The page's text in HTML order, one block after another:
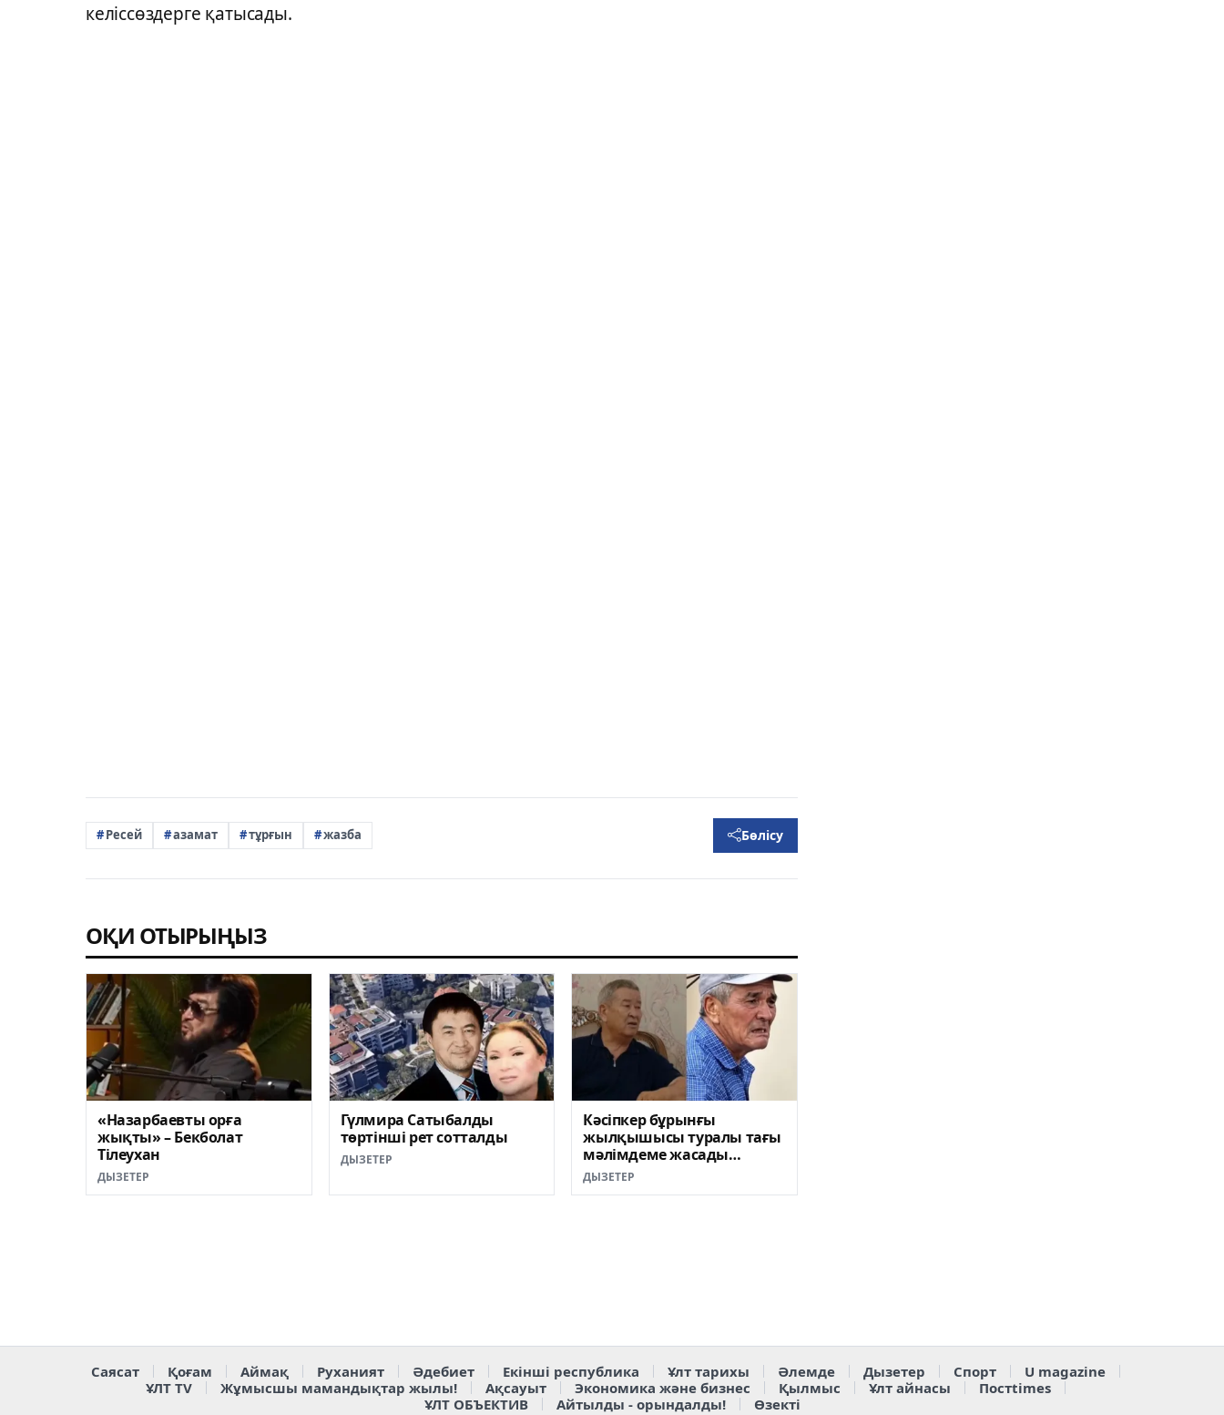
келіссөздерге қатысады.
Ресей азамат тұрғын жазба Бөлісу
ОҚИ ОТЫРЫҢЫЗ
«Назарбаевты орға
жықты» – Бекболат
Тілеухан
ДЫЗЕТЕР
Гүлмира Сатыбалды
төртінші рет сотталды
ДЫЗЕТЕР
Кәсіпкер бұрынғы
жылқышысы туралы тағы
мәлімдеме жасады
(ВИДЕО)
ДЫЗЕТЕР
Саясат Қоғам Аймақ Руханият Әдебиет Екінші республика Ұлт тарихы Әлемде Дызетер Спорт
U magazine
ҰЛТ TV
Жұмысшы мамандықтар жылы! Ақсауыт Экономика және бизнес Қылмыс Ұлт айнасы
Постtimes
ҰЛТ ОБЪЕКТИВ
Айтылды - орындалды! Өзекті